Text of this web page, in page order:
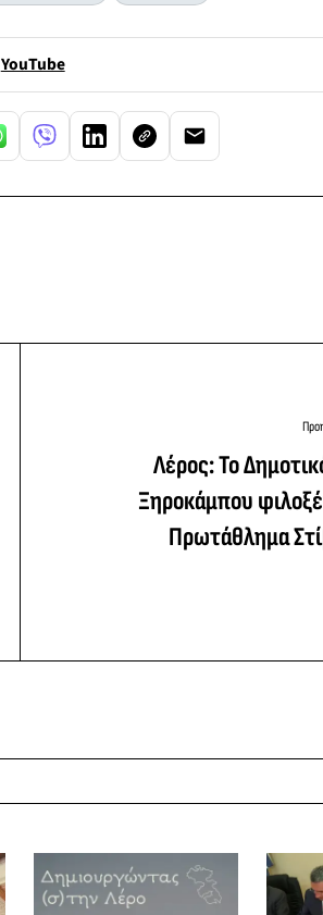
YouTube
Λέρος: Το
Ξηροκάμπου
Πρωτάθλημα